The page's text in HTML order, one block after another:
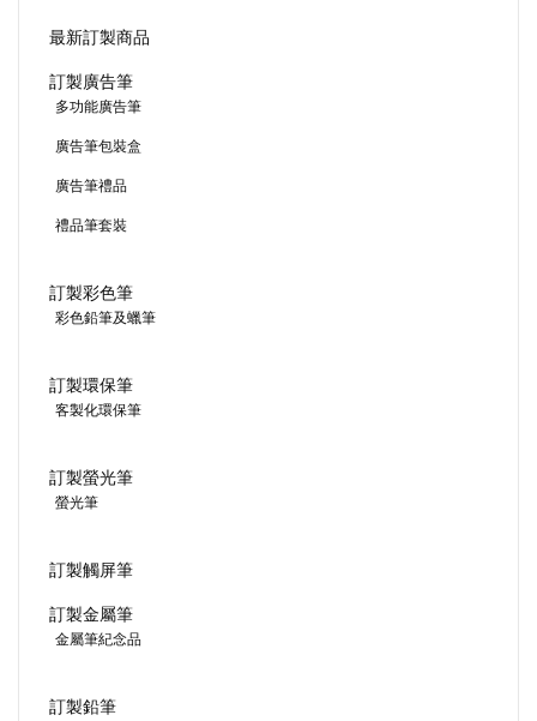
最新訂製商品
訂製廣告筆
多功能廣告筆
廣告筆包裝盒
廣告筆禮品
禮品筆套裝
訂製彩色筆
彩色鉛筆及蠟筆
訂製環保筆
客製化環保筆
訂製螢光筆
螢光筆
訂製觸屏筆
訂製金屬筆
金屬筆紀念品
訂製鉛筆